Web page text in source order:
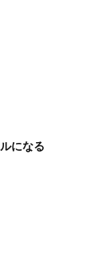
になる